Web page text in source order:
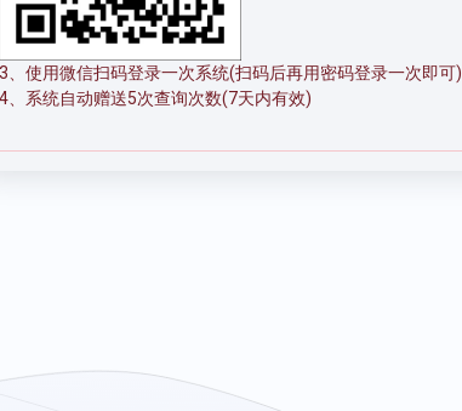
3、使用微信扫码登录一次系统(扫码后再用密码登录一次即可)
4、系统自动赠送5次查询次数(7天内有效)